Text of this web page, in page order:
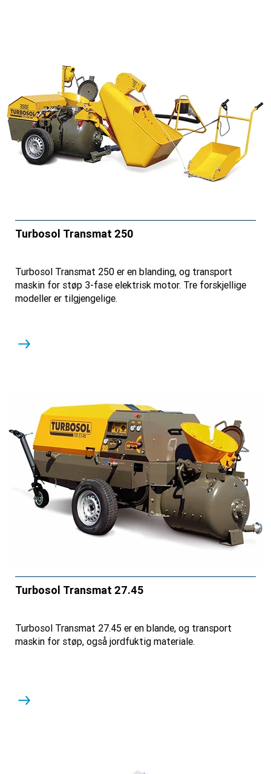
Turbosol Transmat 250
Turbosol Transmat 250 er en blanding, og transport
maskin for støp 3-fase elektrisk motor. Tre forskjellige
modeller er tilgjengelige.
Turbosol Transmat 27.45
Turbosol Transmat 27.45 er en blande, og transport
maskin for støp, også jordfuktig materiale.